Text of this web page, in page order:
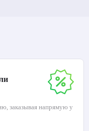
заказывая напрямую у